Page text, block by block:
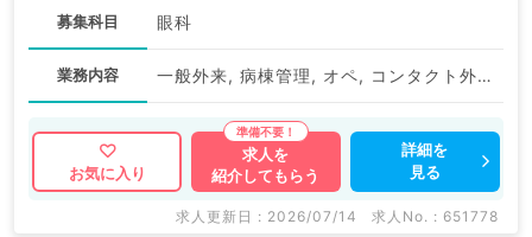
募集科目 眼科
業務内容 一般外来, 病棟管理, オペ, コンタクト外来
お気に入り
求人を
紹介してもらう
詳細を
見る
求人更新日 : 2026/07/14 求人No. : 651778